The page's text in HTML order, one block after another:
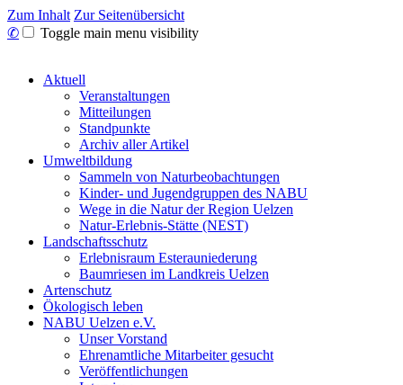
Zum Inhalt Zur Seitenübersicht
✆
Toggle main menu visibility
Aktuell
Veranstaltungen
Mitteilungen
Standpunkte
Archiv aller Artikel
Umweltbildung
Sammeln von Naturbeobachtungen
Kinder- und Jugendgruppen des NABU
Wege in die Natur der Region Uelzen
Natur-Erlebnis-Stätte (NEST)
Landschaftsschutz
Erlebnisraum Esterauniederung
Baumriesen im Landkreis Uelzen
Artenschutz
Ökologisch leben
NABU Uelzen e.V.
Unser Vorstand
Ehrenamtliche Mitarbeiter gesucht
Veröffentlichungen